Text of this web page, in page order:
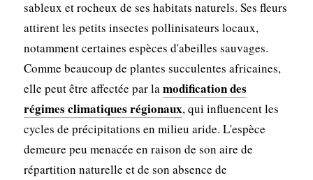
sableux et rocheux de ses habitats naturels. Ses fleurs
attirent les petits insectes pollinisateurs locaux,
notamment certaines espèces d'abeilles sauvages.
Comme beaucoup de plantes succulentes africaines,
elle peut être affectée par lamodification des
régimes climatiques régionaux, qui influencent les
cycles de précipitations en milieu aride. L'espèce
demeure peu menacée en raison de son aire de
répartition naturelle et de son absence de